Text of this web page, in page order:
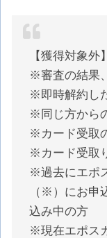
【獲得対象外】
※審査の結果
※即時解約し
※同じ方から
※カード受取
※カード受取
※過去にエポ
（※）にお申
込み中の方
※現在エポス